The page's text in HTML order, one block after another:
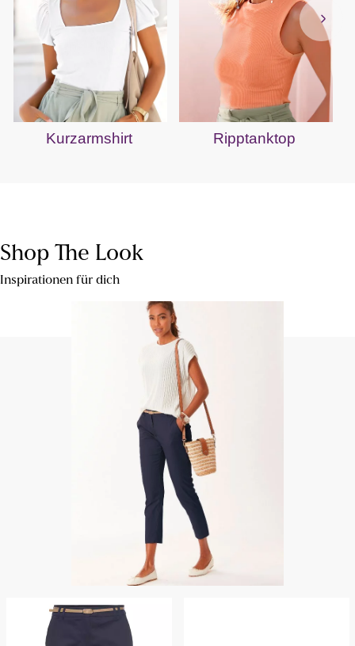
Kurzarmshirt Ripptanktop
Shop The Look
Inspirationen für dich